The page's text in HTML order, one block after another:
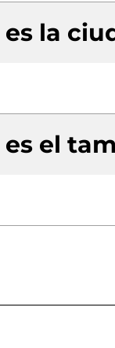
es la
es el